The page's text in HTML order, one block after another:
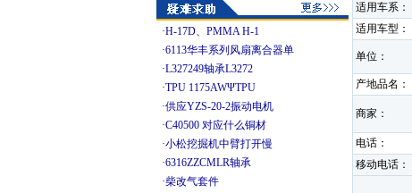
·H-17D、PMMA H-1
·6113华丰系列风扇离合器单
·L327249轴承L3272
·TPU 1175AWΨTPU
·供应YZS-20-2振动电机
·C40500 对应什么铜材
·小松挖掘机中臂打开慢
·6316ZZCMLR轴承
·柴改气套件
适用车系：
适用车型：
单位：
产地品名：
商家：
电话：
移动电话：